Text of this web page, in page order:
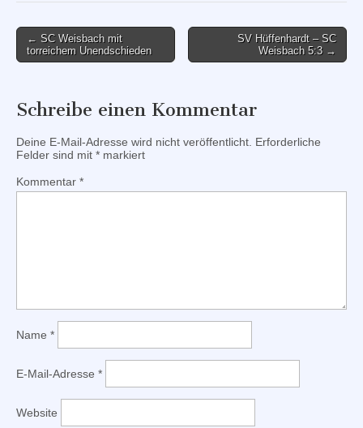
Post
navigation
← SC Weisbach mit
torreichem Unendschieden
SV Hüffenhardt – SC
Weisbach 5:3 →
Schreibe einen Kommentar
Deine E-Mail-Adresse wird nicht veröffentlicht. Erforderliche
Felder sind mit * markiert
Kommentar *
Name *
E-Mail-Adresse *
Website